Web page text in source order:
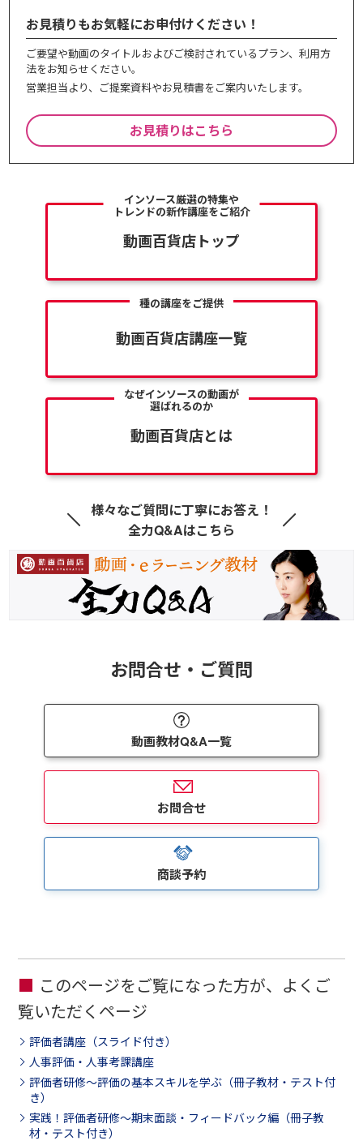
お見積りもお気軽にお申付けください！
ご要望や動画のタイトルおよびご検討されているプラン、利⽤⽅
法をお知らせください。
営業担当より、ご提案資料やお⾒積書をご案内いたします。
お見積りはこちら
インソース厳選の特集や
トレンドの新作講座をご紹介
動画百貨店トップ
種の講座をご提供
動画百貨店講座一覧
なぜインソースの動画が
選ばれるのか
動画百貨店とは
様々なご質問に丁寧にお答え！
全力Q&Aはこちら
お問合せ・ご質問
動画教材Q&A一覧
お問合せ
商談予約
このページをご覧になった方が、よくご
覧いただくページ
評価者講座（スライド付き）
人事評価・人事考課講座
評価者研修～評価の基本スキルを学ぶ（冊子教材・テスト付
き）
実践！評価者研修～期末面談・フィードバック編（冊子教
材・テスト付き）